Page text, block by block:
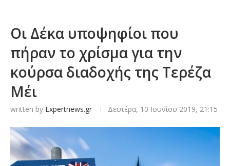
Οι Δέκα υποψηφίοι που
πήραν το χρίσμα για την
κούρσα διαδοχής της Τερέζα
Μέι
written by Expertnews.gr Δευτέρα, 10 Ιουνίου 2019, 21:15